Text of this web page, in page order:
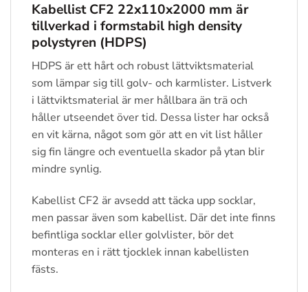
KabellistCF2 22x110x2000 mm är
tillverkad i formstabil high density
polystyren (HDPS)
HDPS är ett hårt och robust lättviktsmaterial
som lämpar sig till golv- och karmlister. Listverk
i lättviktsmaterial är mer hållbara än trä och
håller utseendet över tid. Dessa lister har också
en vit kärna, något som gör att en vit list håller
sig fin längre och eventuella skador på ytan blir
mindre synlig.
Kabellist CF2 är avsedd att täcka upp socklar,
men passar även som kabellist. Där det inte finns
befintliga socklar eller golvlister, bör det
monteras en i rätt tjocklek innan kabellisten
fästs.